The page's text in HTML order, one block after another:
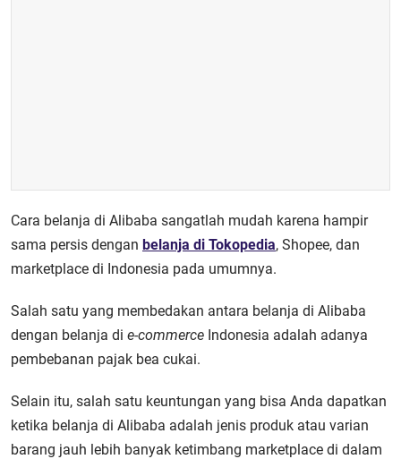
Cara belanja di Alibaba sangatlah mudah karena hampir
sama persis dengan belanja di Tokopedia, Shopee, dan
marketplace di Indonesia pada umumnya.
Salah satu yang membedakan antara belanja di Alibaba
dengan belanja di e-commerce Indonesia adalah adanya
pembebanan pajak bea cukai.
Selain itu, salah satu keuntungan yang bisa Anda dapatkan
ketika belanja di Alibaba adalah jenis produk atau varian
barang jauh lebih banyak ketimbang marketplace di dalam